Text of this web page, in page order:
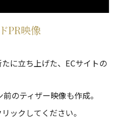
PR映像
に立ち上げた、ECサイトの
のティザー映像も作成。
ックしてください。